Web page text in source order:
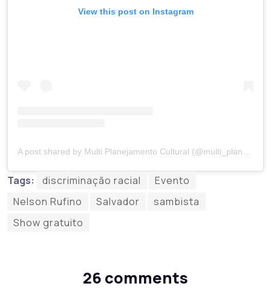
View this post on Instagram
Tags: discriminação racial
Evento
Nelson Rufino
Salvador
sambista
Show gratuito
26 comments